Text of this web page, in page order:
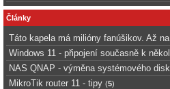
Články
Táto kapela má milióny fanúšikov. Až
Windows 11 - připojení současně k
NAS QNAP - výměna systémového
MikroTik router 11 - tipy (5)